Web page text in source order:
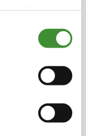
de
a fim de
na época
se a
uma